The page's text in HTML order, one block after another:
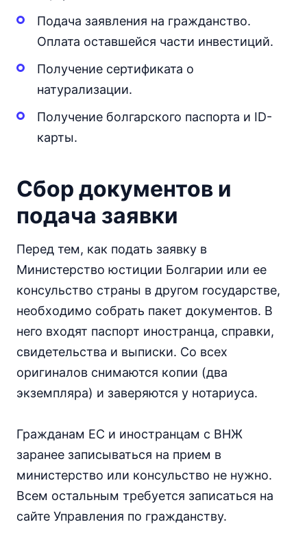
Подача заявления на гражданство.
Оплата оставшейся части инвестиций.
Получение сертификата о
натурализации.
Получение болгарского паспорта и ID-
карты.
Сбор документов и
подача заявки
Перед тем, как подать заявку в
Министерство юстиции Болгарии или ее
консульство страны в другом государстве,
необходимо собрать пакет документов. В
него входят паспорт иностранца, справки,
свидетельства и выписки. Со всех
оригиналов снимаются копии (два
экземпляра) и заверяются у нотариуса.
Гражданам ЕС и иностранцам с ВНЖ
заранее записываться на прием в
министерство или консульство не нужно.
Всем остальным требуется записаться на
сайте Управления по гражданству.